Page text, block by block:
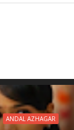
ANDAL AZHAGAR